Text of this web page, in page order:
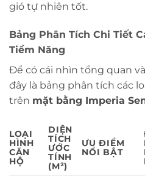
gió tự nhiên tốt.
Bảng Phân Tích Chi Tiết
Tiềm Năng
Để có cái nhìn tổng quan
đây là bảng phân tích các
trên mặt bằng Imperia
LOẠI
HÌNH
CĂN
HỘ
DIỆN
TÍCH
ƯỚC
TÍNH
(M²)
ƯU ĐIỂM
NỔI BẬT